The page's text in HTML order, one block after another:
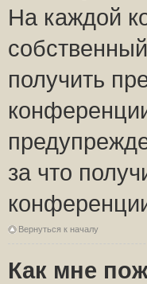
На каждой
получить
за что
Вернуться к началу
Как мне